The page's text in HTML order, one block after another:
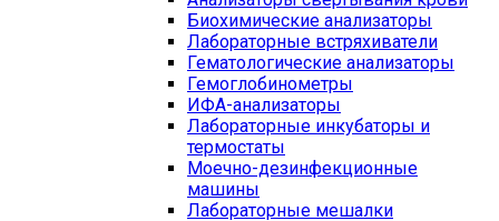
Биохимические анализаторы
Лабораторные встряхиватели
Гематологические анализаторы
Гемоглобинометры
ИФА-анализаторы
Лабораторные инкубаторы и
термостаты
Моечно-дезинфекционные
машины
Лабораторные мешалки